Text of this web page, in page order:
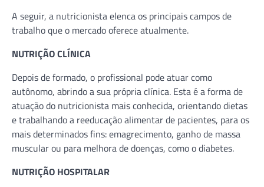
A seguir, a nutricionista elenca os principais campos de
trabalho que o mercado oferece atualmente.
NUTRIÇÃO CLÍNICA
Depois de formado, o profissional pode atuar como
autônomo, abrindo a sua própria clínica. Esta é a forma de
atuação do nutricionista mais conhecida, orientando dietas
e trabalhando a reeducação alimentar de pacientes, para os
mais determinados fins: emagrecimento, ganho de massa
muscular ou para melhora de doenças, como o diabetes.
NUTRIÇÃO HOSPITALAR